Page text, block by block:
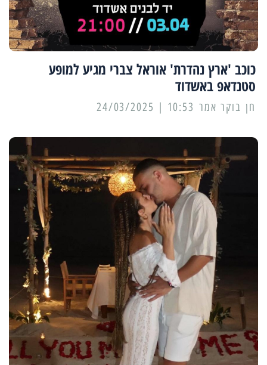
כוכב 'ארץ נהדרת' אוראל צברי מגיע למופע
סטנדאפ באשדוד
10:53 | 24/03/2025